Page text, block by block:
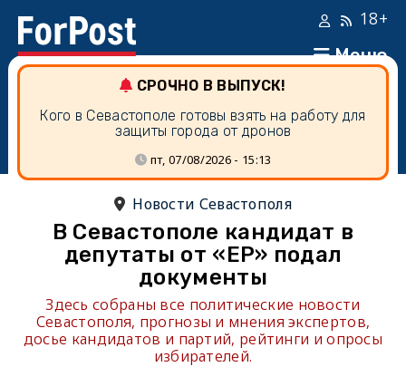
Меню
18+
СРОЧНО В ВЫПУСК!
Кого в Севастополе готовы взять на работу для
защиты города от дронов
пт, 07/08/2026 - 15:13
Новости Севастополя
В Севастополе кандидат в
депутаты от «ЕР» подал
документы
Здесь собраны все политические новости
Севастополя, прогнозы и мнения экспертов,
досье кандидатов и партий, рейтинги и опросы
избирателей.